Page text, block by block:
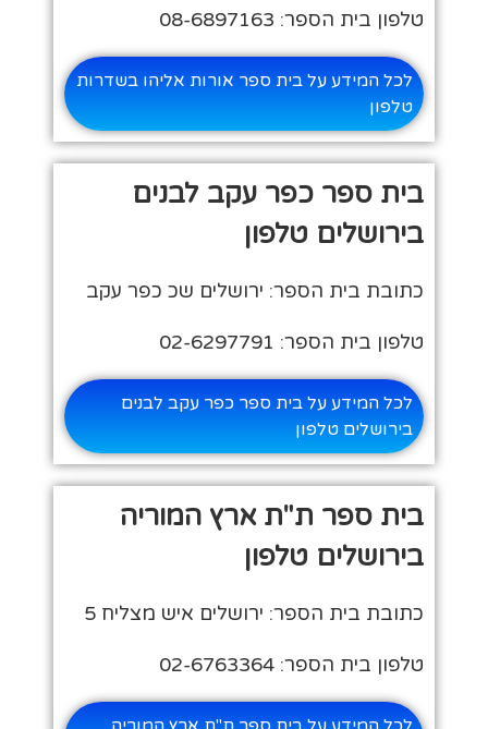
טלפון בית הספר: 08-6897163
לכל המידע על בית ספר אורות אליהו בשדרות
טלפון
בית ספר כפר עקב לבנים
בירושלים טלפון
כתובת בית הספר: ירושלים שכ כפר עקב
טלפון בית הספר: 02-6297791
לכל המידע על בית ספר כפר עקב לבנים
בירושלים טלפון
בית ספר ת"ת ארץ המוריה
בירושלים טלפון
כתובת בית הספר: ירושלים איש מצליח 5
טלפון בית הספר: 02-6763364